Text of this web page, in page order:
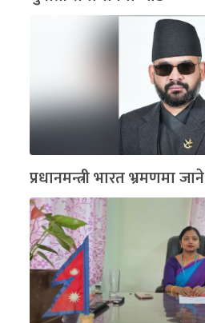
प्रधानमन्त्री भारत भ्रमणमा जाने